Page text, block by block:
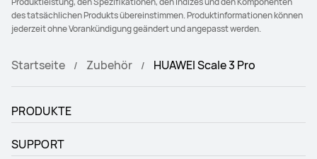
des tatsächlichen Produkts übereinstimmen. Produktinformationen können
jederzeit ohne Vorankündigung geändert und angepasst werden.
Startseite Zubehör HUAWEI Scale 3 Pro
PRODUKTE
SUPPORT